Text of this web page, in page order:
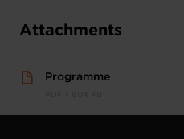
Attachments
Programme